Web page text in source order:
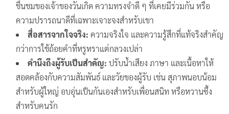
ชื่นชมของเจ้าของวันเกิด ความทรงจำดี ๆ ที่เคยมีร่วมกัน หรือ
ความปรารถนาดีที่เฉพาะเจาะจงสำหรับเขา
สื่อสารจากใจจริง: ความจริงใจ และความรู้สึกที่แท้จริงสำคัญ
กว่าการใช้ถ้อยคำที่หรูหราแต่กลวงเปล่า
คำนึงถึงผู้รับเป็นสำคัญ: ปรับน้ำเสียง ภาษา และเนื้อหาให้
สอดคล้องกับความสัมพันธ์ และวัยของผู้รับ เช่น สุภาพนอบน้อม
สำหรับผู้ใหญ่ อบอุ่นเป็นกันเองสำหรับเพื่อนสนิท หรือหวานซึ้ง
สำหรับคนรัก